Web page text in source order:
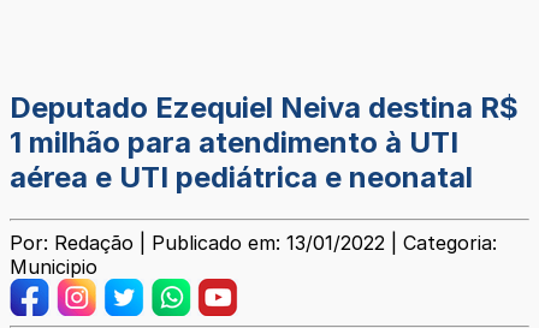
Deputado Ezequiel Neiva destina R$
1 milhão para atendimento à UTI
aérea e UTI pediátrica e neonatal
Por: Redação | Publicado em: 13/01/2022 | Categoria:
Municipio